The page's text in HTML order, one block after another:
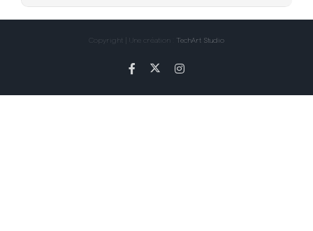
Copyright | Une création : TechArt Studio
Facebook Instagram